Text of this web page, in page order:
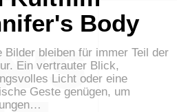
Body
Bilder bleiben für immer Teil der
Ein vertrauter Blick,
Licht oder eine
Geste genügen, um